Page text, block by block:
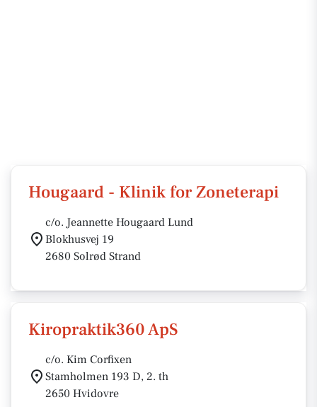
Hougaard - Klinik for Zoneterapi
c/o. Jeannette Hougaard Lund
Blokhusvej 19
2680 Solrød Strand
Kiropraktik360 ApS
c/o. Kim Corfixen
Stamholmen 193 D, 2. th
2650 Hvidovre